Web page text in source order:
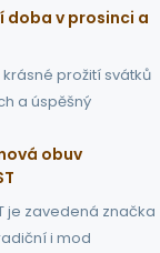
doba v prosinci a
prožití svátků
a úspěšný
obuv
je zavedená značka
i mod